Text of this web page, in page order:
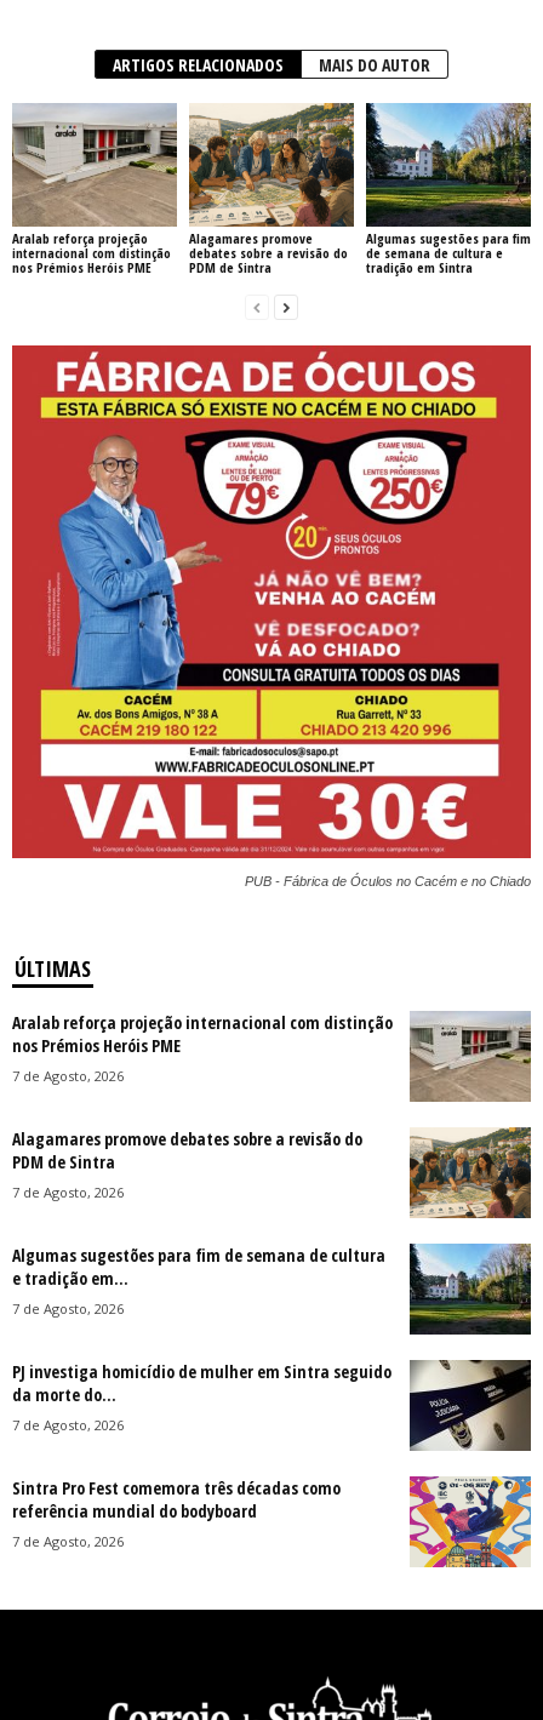
ARTIGOS RELACIONADOS MAIS DO AUTOR
Aralab reforça projeção
internacional com distinção
nos Prémios Heróis PME
Alagamares promove
debates sobre a revisão do
PDM de Sintra
Algumas sugestões para fim
de semana de cultura e
tradição em Sintra
PUB - Fábrica de Óculos no Cacém e no Chiado
ÚLTIMAS
Aralab reforça projeção internacional com distinção
nos Prémios Heróis PME
7 de Agosto, 2026
Alagamares promove debates sobre a revisão do
PDM de Sintra
7 de Agosto, 2026
Algumas sugestões para fim de semana de cultura
e tradição em...
7 de Agosto, 2026
PJ investiga homicídio de mulher em Sintra seguido
da morte do...
7 de Agosto, 2026
Sintra Pro Fest comemora três décadas como
referência mundial do bodyboard
7 de Agosto, 2026